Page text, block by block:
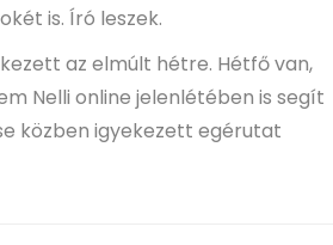
is. Író leszek.
az elmúlt hétre. Hétfő van,
Nelli online jelenlétében is segít
közben igyekezett egérutat